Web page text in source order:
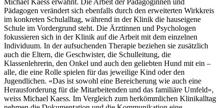
Michael Kaess erwähnt. Die Arbeit der Pädagoginnen und
Pädagogen verändert sich ebenfalls durch den erweiterten Wirkkreis
im konkreten Schulalltag, während in der Klinik die hauseigene
Schule im Vordergrund steht. Die Ärztinnen und Psychologen
fokussieren sich in der Klinik auf die Arbeit mit dem einzelnen
Individuum. In der aufsuchenden Therapie beziehen sie zusätzlich
auch die Eltern, die Geschwister, die Schulleitung, die
Klassenlehrerin, den Onkel und auch den geliebten Hund mit ein –
alle, die eine Rolle spielen für das jeweilige Kind oder den
Jugendlichen. «Das ist sowohl eine Bereicherung wie auch eine
Herausforderung für die Mitarbeitenden und das familiäre Umfeld»,
weiss Michael Kaess. Im Vergleich zum herkömmlichen Klinikalltag